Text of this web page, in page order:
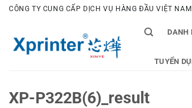
Bỏ
dung
CÔNG TY CUNG CẤP DỊCH VỤ HÀNG ĐẦU VIỆT
DANH
TUYỂN
XP-P322B(6)_result